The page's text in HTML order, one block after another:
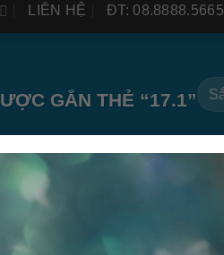
LIÊN HỆ ĐT: 08.8888.5665
GẮN THẺ “17.1”